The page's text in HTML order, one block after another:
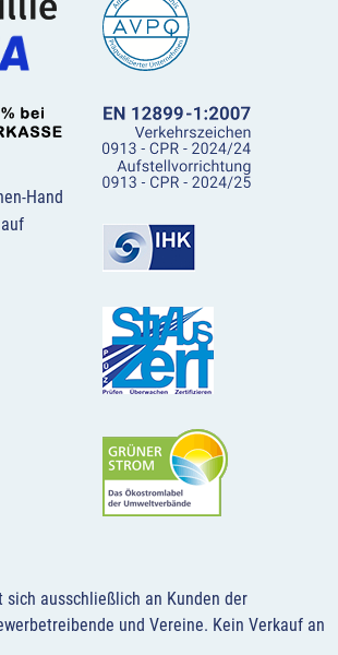
Hand
sich ausschließlich an Kunden der
und Vereine. Kein Verkauf an